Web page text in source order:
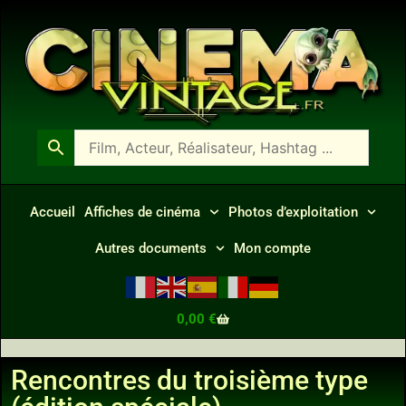
Accueil Affiches de cinéma Photos d’exploitation
Autres documents Mon compte
0,00 €
Rencontres du troisième type